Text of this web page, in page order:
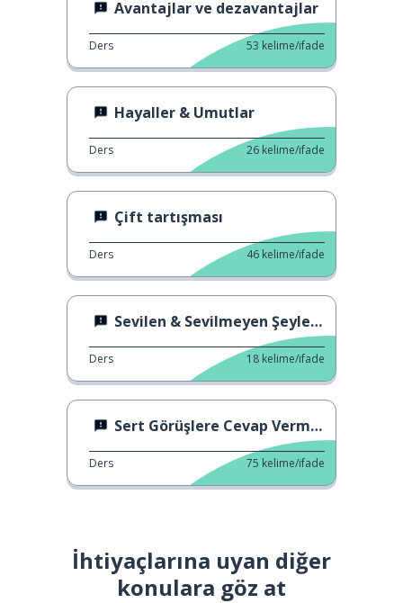
Avantajlar ve dezavantajlar
Ders 53 kelime/ifade
Hayaller & Umutlar
Ders 26 kelime/ifade
Çift tartışması
Ders 46 kelime/ifade
Sevilen & Sevilmeyen Şeyler 1
Ders 18 kelime/ifade
Sert Görüşlere Cevap Vermek
Ders 75 kelime/ifade
İhtiyaçlarına uyan diğer
konulara göz at